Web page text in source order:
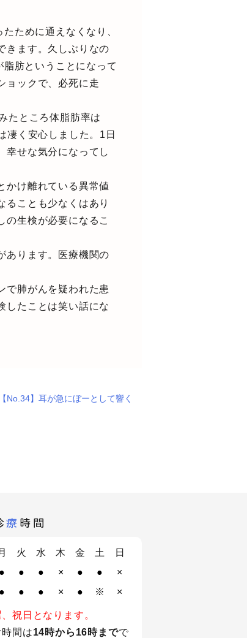
ために通えなくなり、
きます。久しぶりなの
肪ということになって
ョックで、必死に走
たところ体脂肪率は
凄く安心しました。1日
幸せな気分になってし
かけ離れている異常値
ることも少なくはあり
の生検が必要になるこ
あります。医療機関の
で肺がんを疑われた患
したことは笑い話にな
【No.34】耳が急にぼーとして響く
療 時間
火 水 木 金 土
日
● ● ● × ● ●
×
● ● ● × ● ※ ×
祝日となります。
間は14時から16時までで